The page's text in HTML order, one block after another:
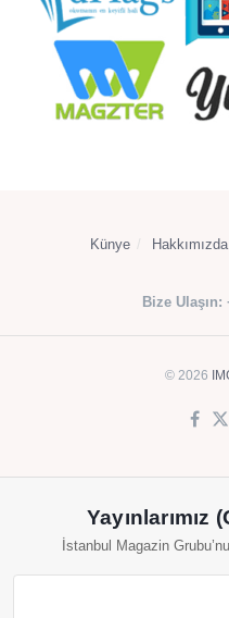
Künye Hakkımızda
Bize Ulaşın:
© 2026
İstanbul Magazin